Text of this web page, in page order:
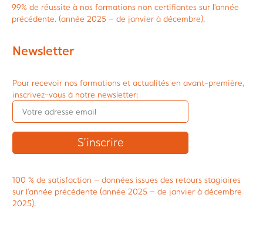
99% de réussite à nos formations non certifiantes sur l’année
précédente. (année 2025 – de janvier à décembre).
Newsletter
Pour recevoir nos formations et actualités en avant-première,
inscrivez-vous à notre newsletter:
100 % de satisfaction – données issues des retours stagiaires
sur l’année précédente (année 2025 – de janvier à décembre
2025).